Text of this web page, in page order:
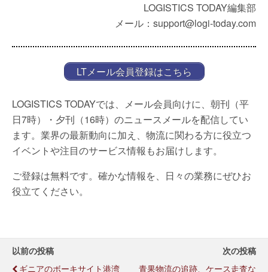
LOGISTICS TODAY編集部
メール：support@logi-today.com
LTメール会員登録はこちら
LOGISTICS TODAYでは、メール会員向けに、朝刊（平
日7時）・夕刊（16時）のニュースメールを配信してい
ます。業界の最新動向に加え、物流に関わる方に役立つ
イベントや注目のサービス情報もお届けします。
ご登録は無料です。確かな情報を、日々の業務にぜひお
役立てください。
以前の投稿
ギニアのボーキサイト港湾
次の投稿
青果物流の追跡、ケース走査な